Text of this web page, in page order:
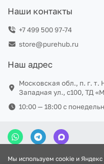
Мы используем cookie и
Наши контакты
+7 499 500 97-74
store@purehub.ru
Наш адрес
Московская обл., п. г. т.
Западная ул., с100, ТД
10:00 — 18:00 c